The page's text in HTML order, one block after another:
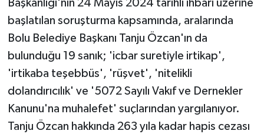
Başkanlığı'nın 24 Mayıs 2024 tarihli ihbarı üzerine
başlatılan soruşturma kapsamında, aralarında
Bolu Belediye Başkanı Tanju Özcan'ın da
bulunduğu 19 sanık; 'icbar suretiyle irtikap',
'irtikaba teşebbüs', 'rüşvet', 'nitelikli
dolandırıcılık' ve '5072 Sayılı Vakıf ve Dernekler
Kanunu'na muhalefet' suçlarından yargılanıyor.
Tanju Özcan hakkında 263 yıla kadar hapis cezası